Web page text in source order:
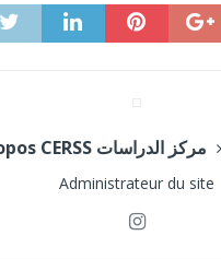
Administrateur du site